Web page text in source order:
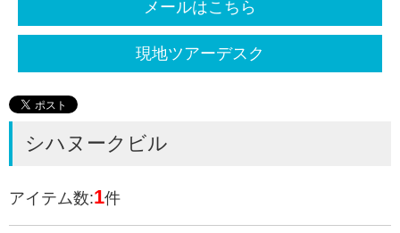
メールはこちら
現地ツアーデスク
シハヌークビル
アイテム数:1件